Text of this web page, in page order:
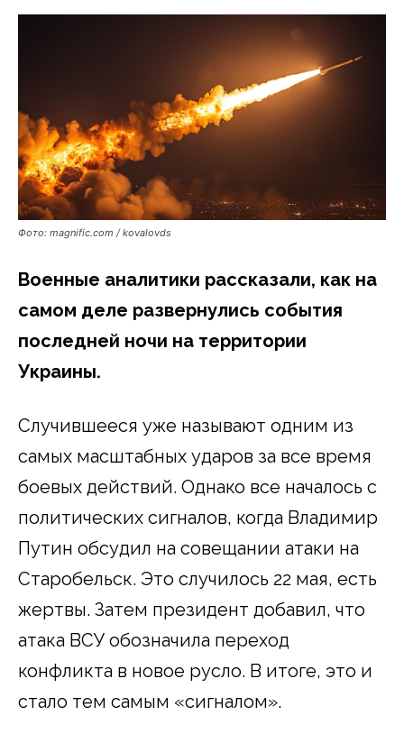
Фото: magnific.com / kovalovds
Военные аналитики рассказали, как на
самом деле развернулись события
последней ночи на территории
Украины.
Случившееся уже называют одним из
самых масштабных ударов за все время
боевых действий. Однако все началось с
политических сигналов, когда Владимир
Путин обсудил на совещании атаки на
Старобельск. Это случилось 22 мая, есть
жертвы. Затем президент добавил, что
атака ВСУ обозначила переход
конфликта в новое русло. В итоге, это и
стало тем самым «сигналом».